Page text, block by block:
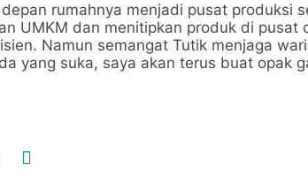
rumahnya menjadi pusat produksi
UMKM dan menitipkan produk di pusat
Namun semangat Tutik menjaga
yang suka, saya akan terus buat opak